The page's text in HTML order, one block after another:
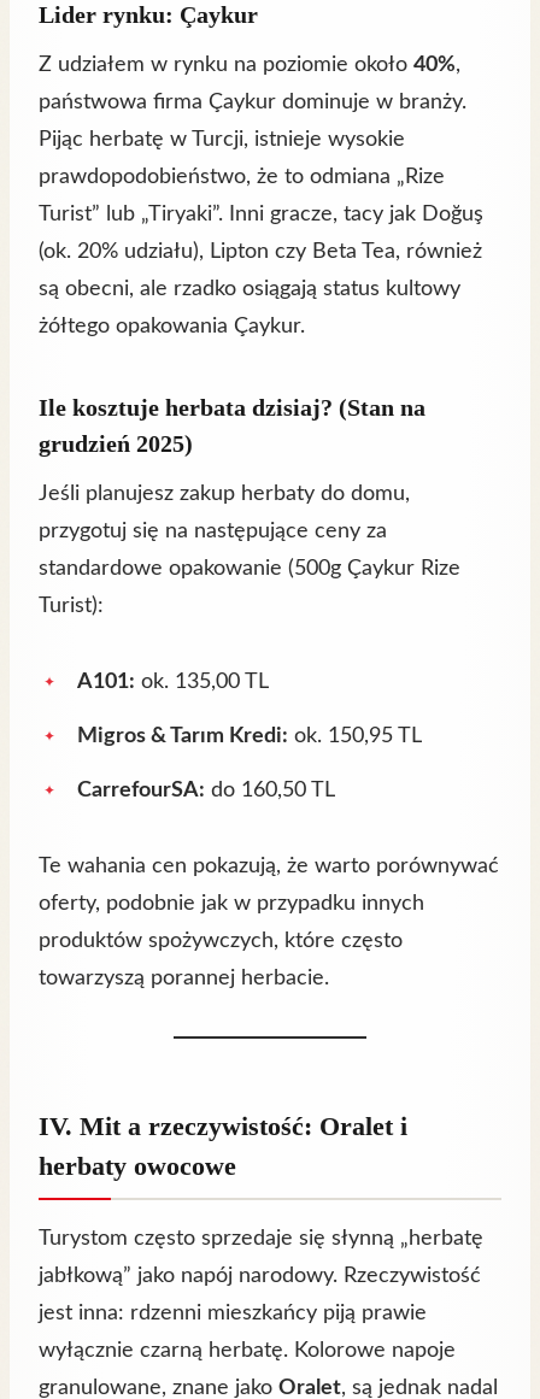
Lider rynku: Çaykur
Z udziałem w rynku na poziomie około 40%,
państwowa firma Çaykur dominuje w branży.
Pijąc herbatę w Turcji, istnieje wysokie
prawdopodobieństwo, że to odmiana „Rize
Turist” lub „Tiryaki”. Inni gracze, tacy jak Doğuş
(ok. 20% udziału), Lipton czy Beta Tea, również
są obecni, ale rzadko osiągają status kultowy
żółtego opakowania Çaykur.
Ile kosztuje herbata dzisiaj? (Stan na
grudzień 2025)
Jeśli planujesz zakup herbaty do domu,
przygotuj się na następujące ceny za
standardowe opakowanie (500g Çaykur Rize
Turist):
A101: ok. 135,00 TL
Migros & Tarım Kredi: ok. 150,95 TL
CarrefourSA: do 160,50 TL
Te wahania cen pokazują, że warto porównywać
oferty, podobnie jak w przypadku innych
produktów spożywczych, które często
towarzyszą porannej herbacie.
IV. Mit a rzeczywistość: Oralet i
herbaty owocowe
Turystom często sprzedaje się słynną „herbatę
jabłkową” jako napój narodowy. Rzeczywistość
jest inna: rdzenni mieszkańcy piją prawie
wyłącznie czarną herbatę. Kolorowe napoje
granulowane, znane jako Oralet, są jednak nadal